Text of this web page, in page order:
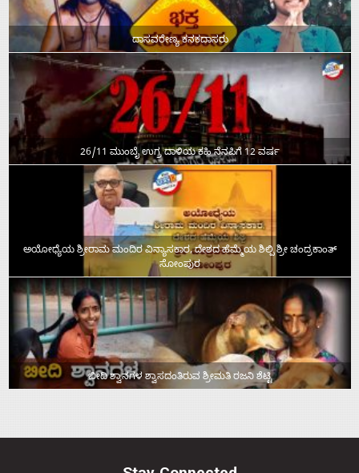
ದಾಸವರೇಣ್ಯ ಕನಕದಾಸರು
26/11 ಮುಂಬೈ ಉಗ್ರ ದಾಳಿಯ ಕಹಿ ನೆನಪಿಗೆ 12 ವರ್ಷ
ಅಯೋಧ್ಯೆಯ ಶ್ರೀರಾಮ ಮಂದಿರ ವಿನ್ಯಾಸಕಾರ, ದೇಶದ ಹೆಮ್ಮೆಯ ಶಿಲ್ಪಿ ಶ್ರೀ ಚಂದ್ರಕಾಂತ್‌
ಸೋಂಪುರ
ಬೀದಿ ಶ್ವಾನಗಳ ಶ್ವಾಸದಂತಿರುವ ಶ್ರೀಮತಿ ರಜನಿ ಶೆಟ್ಟಿ